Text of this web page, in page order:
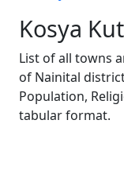
Kosya
List of all towns
of Nainital
Population,
tabular format.